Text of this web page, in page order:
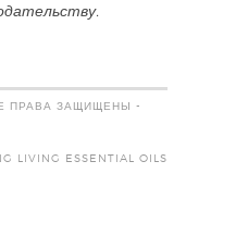
ПРАВА ЗАЩИЩЕНЫ -
LIVING ESSENTIAL OILS